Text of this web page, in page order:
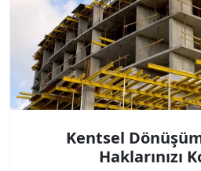
Kentsel
Haklarınızı